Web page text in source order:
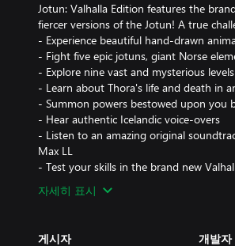
Jotun: Valhalla Edition features the
fiercer versions of the Jotun! A true
- Experience beautiful hand-drawn
- Fight five epic jotuns, giant Norse
- Explore nine vast and mysterious
- Learn about Thora's life and death in
- Summon powers bestowed upon you
- Hear authentic Icelandic voice-overs
- Listen to an amazing original
Max LL
- Test your skills in the brand new
자세히 표시
게시자 개발자